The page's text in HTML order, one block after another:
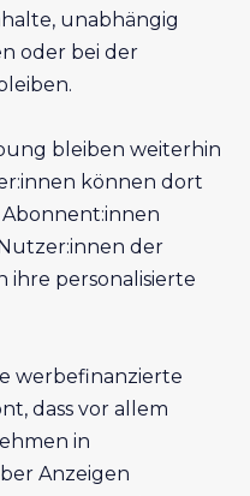
unabhängig
oder bei der
bleiben weiterhin
können dort
Abonnent:innen
der
ihre personalisierte
werbefinanzierte
dass vor allem
in
Anzeigen